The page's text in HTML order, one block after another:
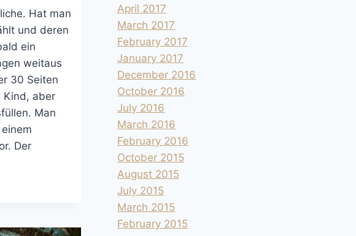
Hat man
und deren
ein
weitaus
30 Seiten
Kind, aber
Man
Der
April 2017
March 2017
February 2017
January 2017
December 2016
October 2016
July 2016
March 2016
February 2016
October 2015
August 2015
July 2015
March 2015
February 2015